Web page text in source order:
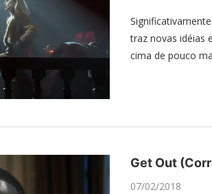
traz novas idéias
cima de pouco
Get Out
07/02/2018